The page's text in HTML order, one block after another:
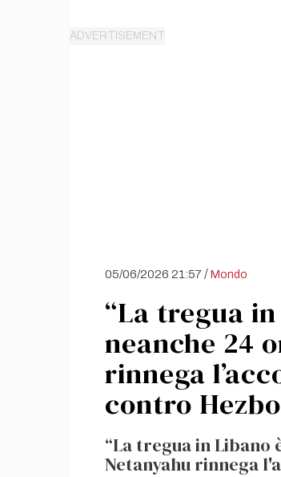
05/06/2026 21:57/Mondo
“La tregua
neanche 24
rinnega
contro
“La tregua in Libano
Netanyahu rinnega